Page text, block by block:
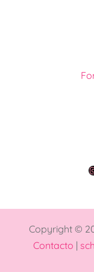
Copyright ©
Contacto |